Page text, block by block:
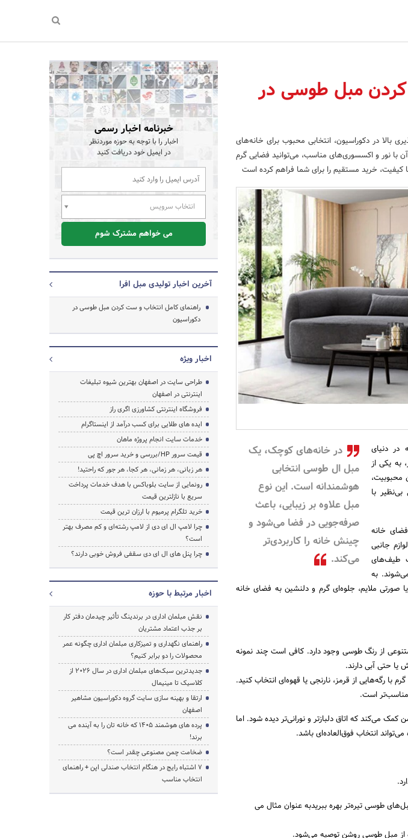
مبل طوسی در
بالا در دکوراسیون، انتخابی محبوب برای خانه‌های
نور و اکسسوری‌های مناسب، می‌توانید فضایی گرم
کیفیت، خرید مستقیم را برای شما فراهم کرده است
در خانه‌های کوچک، یک
مبل ال طوسی انتخابی
هوشمندانه است. این نوع
مبل علاوه بر زیبایی، باعث
صرفه‌جویی در فضا می‌شود و
چینش خانه را کاربردی‌تر
می‌کند.
در دنیای
یکی از
محبوبیت،
با
خانه
جانبی
طیف‌های
به
صورتی ملایم، جلوه‌ای گرم و دلنشین به فضای خانه
از رنگ طوسی وجود دارد. کافی است چند نمونه
یا حتی آبی دارند.
رگه‌هایی از قرمز، نارنجی یا قهوه‌ای انتخاب کنید.
مناسب‌تر است.
کمک می‌کند که اتاق دلبازتر و نورانی‌تر دیده شود. اما
انتخاب فوق‌العاده‌ای باشد.
طوسی تیره‌تر بهره ببریدبه عنوان مثال می
از مبل طوسی روشن توصیه می‌شود.
خبرنامه اخبار رسمی
اخبار را با توجه به حوزه موردنظر
در ایمیل خود دریافت کنید
انتخاب سرویس
می خواهم مشترک شوم
آخرین اخبار تولیدی مبل افرا
راهنمای کامل انتخاب و ست کردن مبل طوسی در
دکوراسیون
اخبار ویژه
طراحی سایت در اصفهان بهترین شیوه تبلیغات
اینترنتی در اصفهان
فروشگاه اینترنتی کشاورزی اگری راز
ایده های طلایی برای کسب درآمد از اینستاگرام
خدمات سایت انجام پروژه ماهان
قیمت سرور HP/بررسی و خرید سرور اچ پی
هر زبانی، هر زمانی، هر کجا، هر جور که راحتید!
رونمایی از سایت بلوباکس با هدف خدمات پرداخت
سریع با نازلترین قیمت
خرید تلگرام پرمیوم با ارزان ترین قیمت
چرا لامپ ال ای دی از لامپ رشته‌ای و کم مصرف بهتر
است؟
چرا پنل های ال ای دی سقفی فروش خوبی دارند؟
اخبار مرتبط با حوزه
نقش مبلمان اداری در برندینگ تأثیر چیدمان دفتر کار
بر جذب اعتماد مشتریان
راهنمای نگهداری و تمیزکاری مبلمان اداری چگونه عمر
محصولات را دو برابر کنیم؟
جدیدترین سبک‌های مبلمان اداری در سال ۲۰۲۶ از
کلاسیک تا مینیمال
ارتقا و بهینه سازی سایت گروه دکوراسیون مشاهیر
اصفهان
پرده‌ های هوشمند ۱۴۰۵ که خانه‌ تان را به آینده می‌
برند!
ضخامت چمن مصنوعی چقدر است؟
۷ اشتباه رایج در هنگام انتخاب صندلی اپن + راهنمای
انتخاب مناسب